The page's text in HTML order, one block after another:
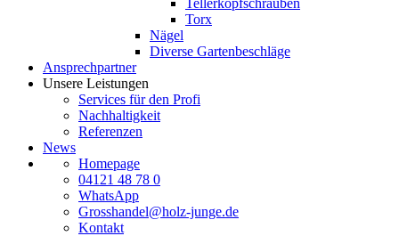
Torx
Nägel
Diverse Gartenbeschläge
Ansprechpartner
Unsere Leistungen
Services für den Profi
Nachhaltigkeit
Referenzen
News
Homepage
04121 48 78 0
WhatsApp
Grosshandel@holz-junge.de
Kontakt